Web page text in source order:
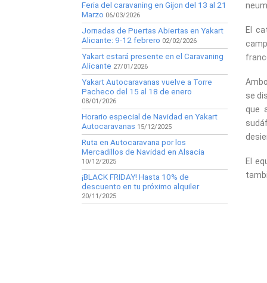
Feria del caravaning en Gijon del 13 al 21
Marzo 06/03/2026
Jornadas de Puertas Abiertas en Yakart
Alicante: 9-12 febrero 02/02/2026
Yakart estará presente en el Caravaning
Alicante 27/01/2026
Yakart Autocaravanas vuelve a Torre
Pacheco del 15 al 18 de enero
08/01/2026
Horario especial de Navidad en Yakart
Autocaravanas 15/12/2025
Ruta en Autocaravana por los
Mercadillos de Navidad en Alsacia
10/12/2025
¡BLACK FRIDAY! Hasta 10% de
descuento en tu próximo alquiler
20/11/2025
El
se
que
El